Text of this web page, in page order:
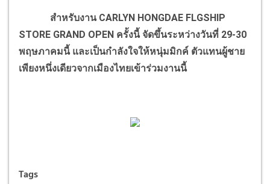
สำหรับงาน CARLYN HONGDAE FLGSHIP
STORE GRAND OPEN ครั้งนี้ จัดขึ้นระหว่างวันที่ 29-30
พฤษภาคมนี้ และเป็นกำลังใจให้หนุ่มมิกค์ ตัวแทนผู้ชาย
เพียงหนึ่งเดียวจากเมืองไทยเข้าร่วมงานนี้
Tags